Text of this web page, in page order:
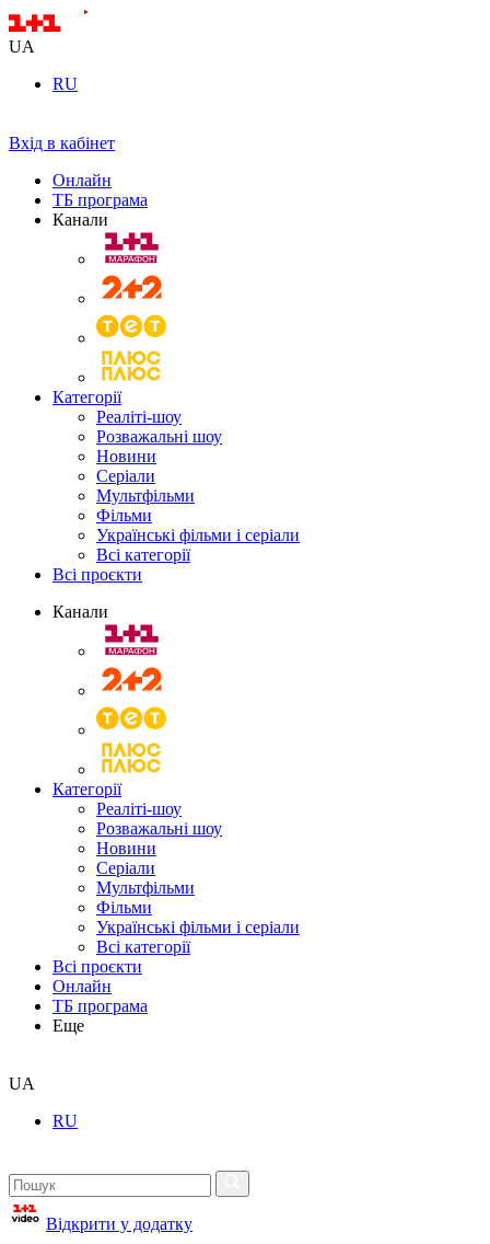
UA
RU
Вхід в кабінет
Онлайн
ТБ програма
Канали
Категорії
Реаліті-шоу
Розважальні шоу
Новини
Серіали
Мультфільми
Фільми
Українські фільми і серіали
Всі категорії
Всі проєкти
Канали
Категорії
Реаліті-шоу
Розважальні шоу
Новини
Серіали
Мультфільми
Фільми
Українські фільми і серіали
Всі категорії
Всі проєкти
Онлайн
ТБ програма
Еще
UA
RU
Відкрити у додатку